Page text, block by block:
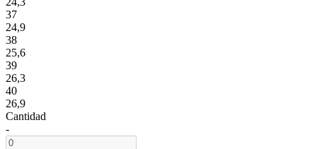
37
24,9
38
25,6
39
26,3
40
26,9
Cantidad
-